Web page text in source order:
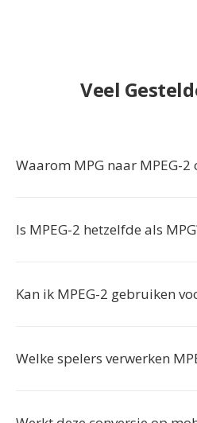
Veel
Waarom MPG naar MPEG-2
Is MPEG-2 hetzelfde als
Kan ik MPEG-2 gebruiken
Welke spelers verwerken